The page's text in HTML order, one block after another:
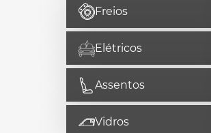
Freios
Elétricos
Assentos
Vidros